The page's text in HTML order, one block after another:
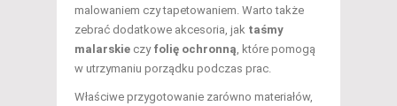
malowaniem czy tapetowaniem. Warto także
zebrać dodatkowe akcesoria, jak taśmy
malarskie czy folię ochronną , które pomogą
w utrzymaniu porządku podczas prac.
Właściwe przygotowanie zarówno materiałów,